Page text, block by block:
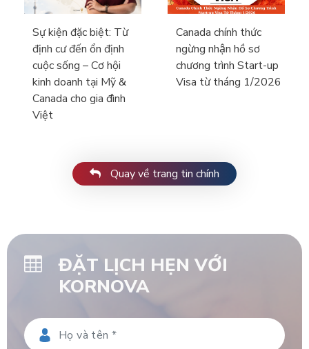
Sự kiện đặc biệt: Từ
định cư đến ổn định
cuộc sống – Cơ hội
kinh doanh tại Mỹ &
Canada cho gia đình
Việt
Canada chính thức
ngừng nhận hồ sơ
chương trình Start-up
Visa từ tháng 1/2026
Quay về trang tin chính
ĐẶT LỊCH HẸN VỚI
KORNOVA